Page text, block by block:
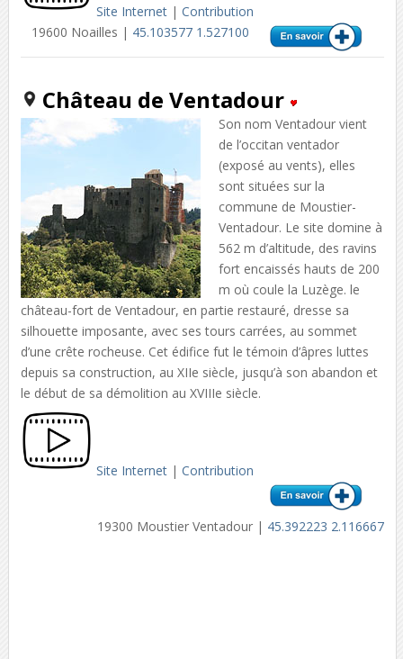
Site Internet| Contribution
19600 Noailles | 45.103577 1.527100
Château de Ventadour
Son nom Ventadour vient
de l’occitan ventador
(exposé au vents), elles
sont situées sur la
commune de Moustier-
Ventadour. Le site domine à
562 m d’altitude, des ravins
fort encaissés hauts de 200
m où coule la Luzège. le
château-fort de Ventadour, en partie restauré, dresse sa
silhouette imposante, avec ses tours carrées, au sommet
d’une crête rocheuse. Cet édifice fut le témoin d’âpres luttes
depuis sa construction, au XIIe siècle, jusqu’à son abandon et
le début de sa démolition au XVIIIe siècle.
Site Internet| Contribution
19300 Moustier Ventadour | 45.392223 2.116667